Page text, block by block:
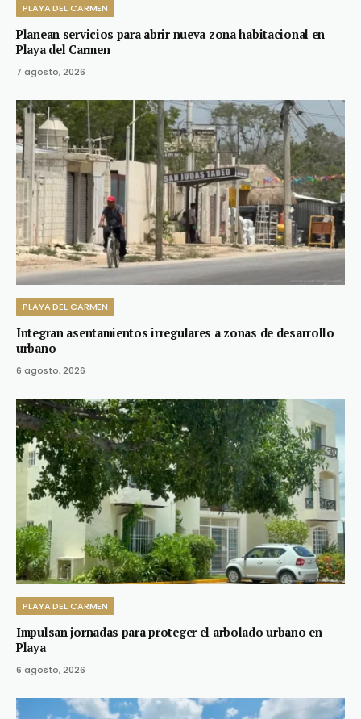
PLAYA DEL CARMEN
Planean servicios para abrir nueva zona habitacional en
Playa del Carmen
7 agosto, 2026
PLAYA DEL CARMEN
Integran asentamientos irregulares a zonas de desarrollo
urbano
6 agosto, 2026
PLAYA DEL CARMEN
Impulsan jornadas para proteger el arbolado urbano en
Playa
6 agosto, 2026